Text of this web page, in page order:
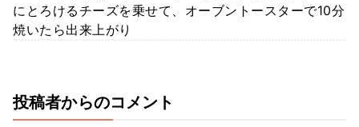
にとろけるチーズを乗せて、オーブントースターで10分
焼いたら出来上がり
投稿者からのコメント